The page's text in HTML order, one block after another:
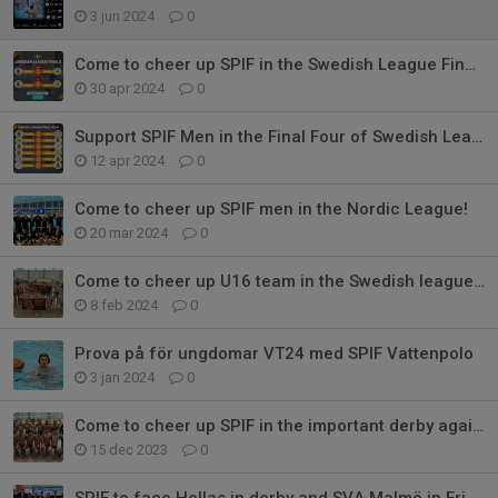
3 jun 2024 0
Come to cheer up SPIF in the Swedish League Finals!
30 apr 2024 0
Support SPIF Men in the Final Four of Swedish League!
12 apr 2024 0
Come to cheer up SPIF men in the Nordic League!
20 mar 2024 0
Come to cheer up U16 team in the Swedish league finals!
8 feb 2024 0
Prova på för ungdomar VT24 med SPIF Vattenpolo
3 jan 2024 0
Come to cheer up SPIF in the important derby against Neptun
15 dec 2023 0